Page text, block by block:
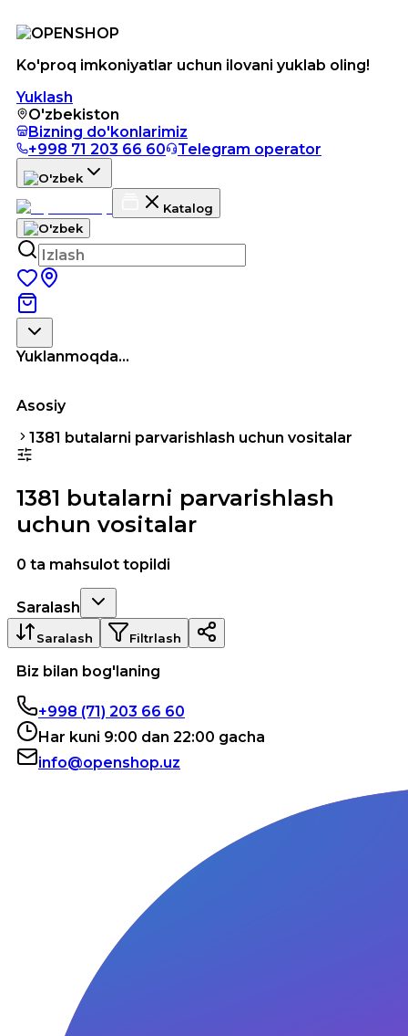
Ko'proq imkoniyatlar uchun ilovani yuklab oling!
Yuklash
O'zbekiston
Bizning do'konlarimiz
+998 71 203 66 60
Telegram operator
Katalog
Yuklanmoqda...
Asosiy
1381 butalarni parvarishlash uchun vositalar
1381 butalarni parvarishlash
uchun vositalar
0 ta mahsulot topildi
Saralash
Saralash Filtrlash
Biz bilan bog'laning
+998 (71) 203 66 60
Har kuni 9:00 dan 22:00 gacha
info@openshop.uz